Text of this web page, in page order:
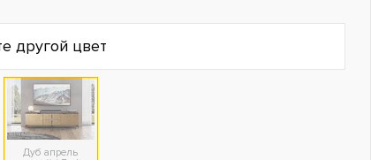
другой цвет
Дуб апрель